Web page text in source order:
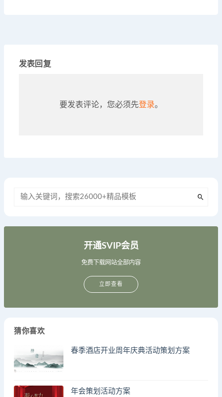
发表回复
要发表评论，您必须先登录。
开通SVIP会员
免费下载网站全部内容
立即查看
猜你喜欢
春季酒店开业周年庆典活动策划方案
年会策划活动方案